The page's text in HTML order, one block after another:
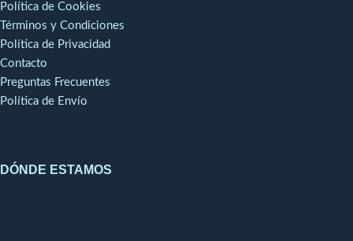
Política de Cookies
Términos y Condiciones
Política de Privacidad
Contacto
Preguntas Frecuentes
Política de Envío
DÓNDE ESTAMOS